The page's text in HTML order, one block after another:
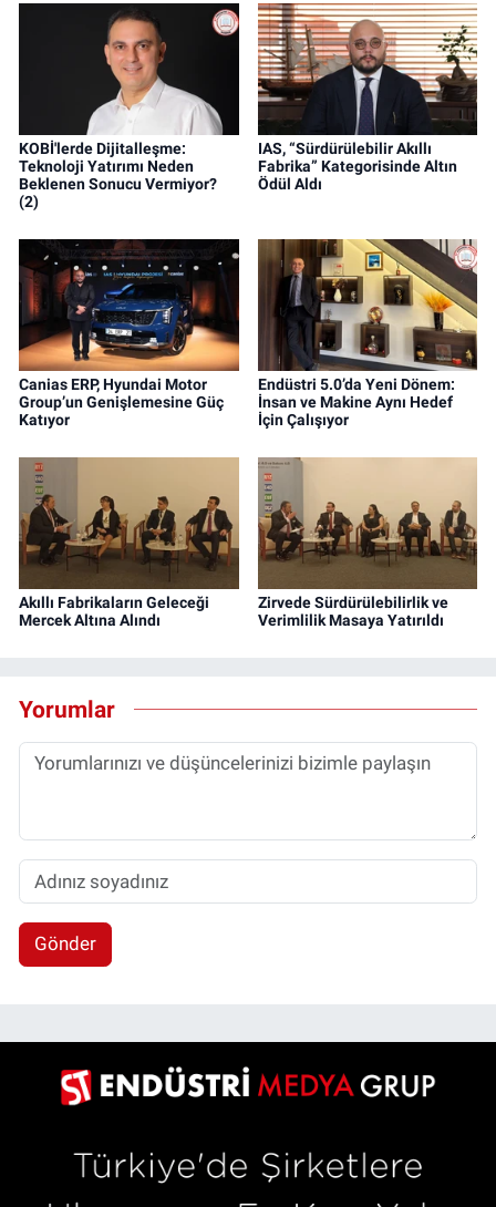
KOBİ'lerde Dijitalleşme:
Teknoloji Yatırımı Neden
Beklenen Sonucu Vermiyor?
(2)
IAS, “Sürdürülebilir Akıllı
Fabrika” Kategorisinde Altın
Ödül Aldı
Canias ERP, Hyundai Motor
Group’un Genişlemesine Güç
Katıyor
Endüstri 5.0’da Yeni Dönem:
İnsan ve Makine Aynı Hedef
İçin Çalışıyor
Akıllı Fabrikaların Geleceği
Mercek Altına Alındı
Zirvede Sürdürülebilirlik ve
Verimlilik Masaya Yatırıldı
Yorumlar
Gönder